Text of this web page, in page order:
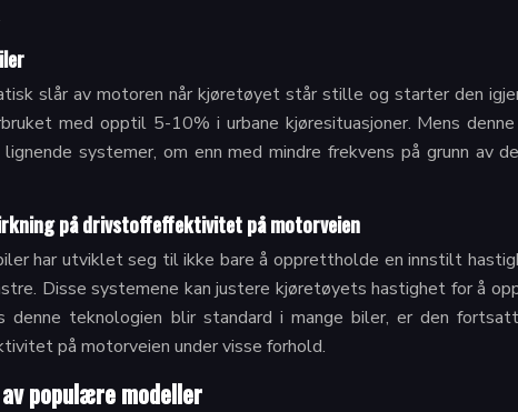
slår av motoren når kjøretøyet står stille og starter den
med opptil 5-10% i urbane kjøresituasjoner. Mens
systemer, om enn med mindre frekvens på grunn
på drivstoffeffektivitet på motorveien
har utviklet seg til ikke bare å opprettholde en innstilt
Disse systemene kan justere kjøretøyets hastighet for å
denne teknologien blir standard i mange biler, er den
på motorveien under visse forhold.
populære modeller